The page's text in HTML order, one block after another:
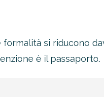
si riducono
è il passaporto.